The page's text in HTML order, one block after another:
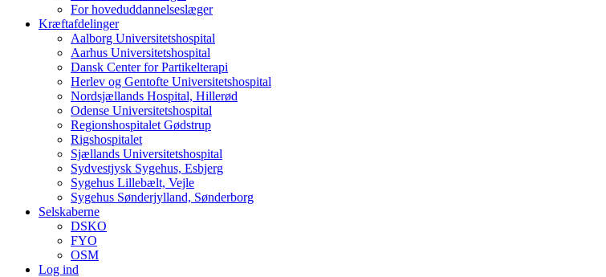
For hoveduddannelseslæger
Kræftafdelinger
Aalborg Universitetshospital
Aarhus Universitetshospital
Dansk Center for Partikelterapi
Herlev og Gentofte Universitetshospital
Nordsjællands Hospital, Hillerød
Odense Universitetshospital
Regionshospitalet Gødstrup
Rigshospitalet
Sjællands Universitetshospital
Sydvestjysk Sygehus, Esbjerg
Sygehus Lillebælt, Vejle
Sygehus Sønderjylland, Sønderborg
Selskaberne
DSKO
FYO
OSM
Log ind